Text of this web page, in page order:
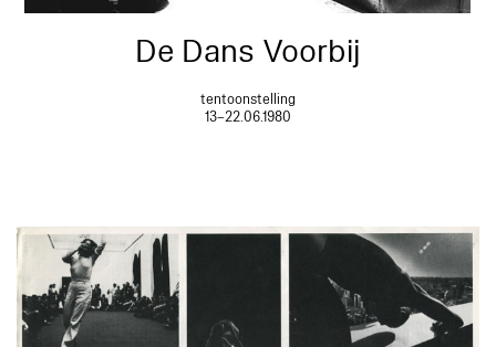
De Dans Voorbij
tentoonstelling
13–22.06.1980